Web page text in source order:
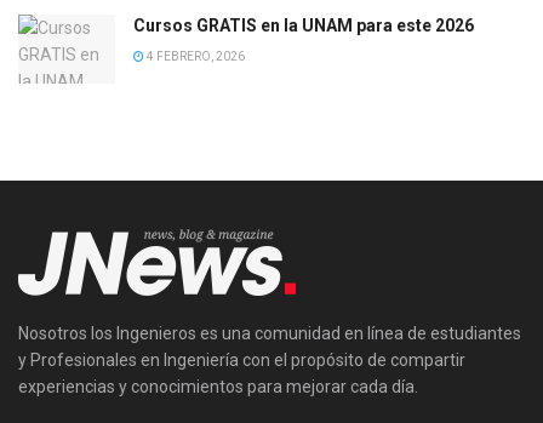
Cursos GRATIS en la UNAM para este 2026
4 FEBRERO, 2026
Nosotros los Ingenieros es una comunidad en línea de estudiantes
y Profesionales en Ingeniería con el propósito de compartir
experiencias y conocimientos para mejorar cada día.